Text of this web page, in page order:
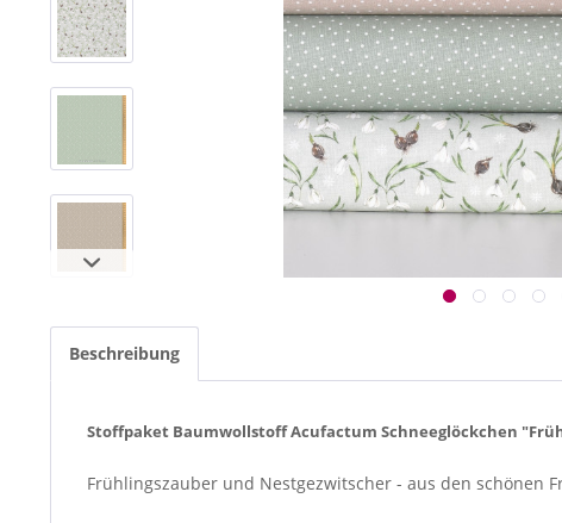
Beschreibung
Stoffpaket Baumwollstoff Acufactum Schneeglöckchen
Frühlingszauber und Nestgezwitscher - aus den schönen